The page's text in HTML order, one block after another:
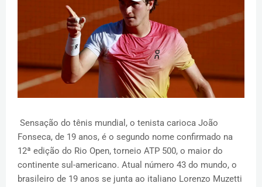
Sensação do tênis mundial, o tenista carioca João
Fonseca, de 19 anos, é o segundo nome confirmado na
12ª edição do Rio Open, torneio ATP 500, o maior do
continente sul-americano. Atual número 43 do mundo, o
brasileiro de 19 anos se junta ao italiano Lorenzo Muzetti